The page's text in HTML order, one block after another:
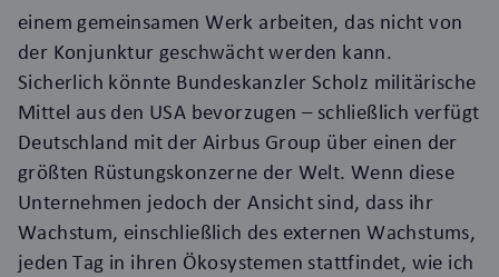
einem gemeinsamen Werk arbeiten, das nicht von
der Konjunktur geschwächt werden kann.
Sicherlich könnte Bundeskanzler Scholz militärische
Mittel aus den USA bevorzugen – schließlich verfügt
Deutschland mit der Airbus Group über einen der
größten Rüstungskonzerne der Welt. Wenn diese
Unternehmen jedoch der Ansicht sind, dass ihr
Wachstum, einschließlich des externen Wachstums,
jeden Tag in ihren Ökosystemen stattfindet, wie ich